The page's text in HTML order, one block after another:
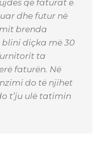
që faturat e
dhe futur në
brenda
blini diçka më 30
ta
faturën. Në
do të njihet
t’ju ulë tatimin